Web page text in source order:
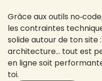
Grâce aux outils
les contraintes
solide autour de ton site
architecture… tout est
en ligne soit
toi.